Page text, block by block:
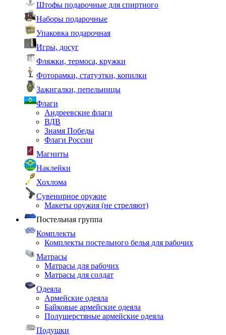
Штофы подарочные для спиртного
Наборы подарочные
Упаковка подарочная
Игры, досуг
Фляжки, термоса, кружки
Фоторамки, статуэтки, копилки
Зажигалки, пепельницы
Флаги
Андреевские флаги
ВДВ
Знамя Победы
Флаги России
Магниты
Наклейки
Хохлома
Сувенирное оружие
Макеты оружия (не стреляют)
Постельная группа
Комплекты
Комплекты постельного белья для рабочих
Матрасы
Матрасы для рабочих
Матрасы для солдат
Одеяла
Армейские одеяла
Байковые армейские одеяла
Полушерстяные армейские одеяла
Подушки